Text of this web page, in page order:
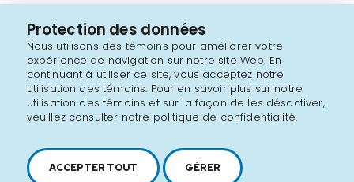
Protection des données
Nous utilisons des témoins pour améliorer votre
expérience de navigation sur notre site Web. En
continuant à utiliser ce site, vous acceptez notre
utilisation des témoins. Pour en savoir plus sur notre
utilisation des témoins et sur la façon de les désactiver,
veuillez consulter notre politique de confidentialité.
ACCEPTER TOUT GÉRER